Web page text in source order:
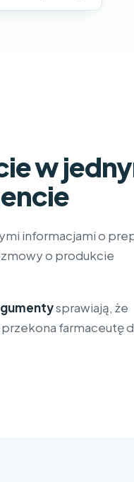
w
informacjami o
o produkcie
sprawiają, że
farmaceutę